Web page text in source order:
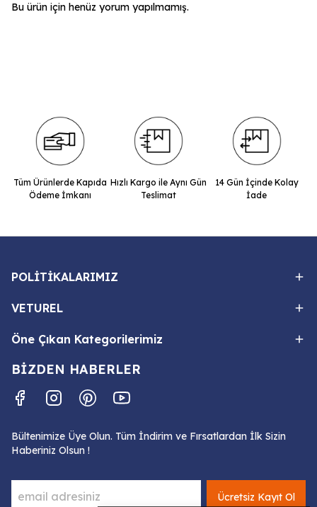
Bu ürün için henüz yorum yapılmamış.
Tüm Ürünlerde Kapıda
Ödeme İmkanı
Hızlı Kargo ile Aynı Gün
Teslimat
14 Gün İçinde Kolay
İade
POLİTİKALARIMIZ
VETUREL
Öne Çıkan Kategorilerimiz
BİZDEN HABERLER
Bültenimize Üye Olun. Tüm İndirim ve Fırsatlardan İlk Sizin
Haberiniz Olsun !
Ücretsiz Kayıt Ol